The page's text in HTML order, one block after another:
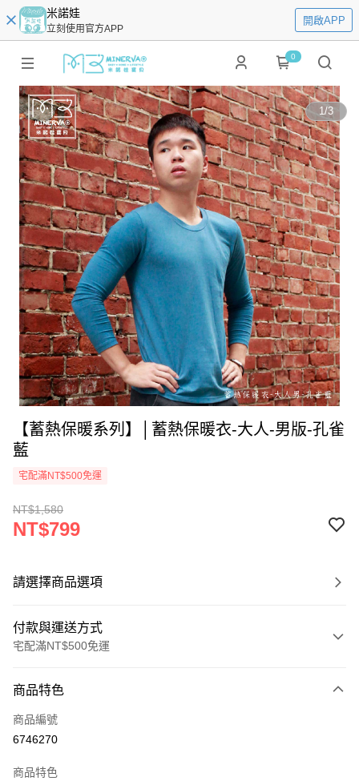
米諾娃
立刻使用官方APP
開啟APP
0
1/3
【蓄熱保暖系列】│蓄熱保暖衣-大人-男版-孔雀
藍
宅配滿NT$500免運
NT$1,580
NT$799
請選擇商品選項
付款與運送方式
宅配滿NT$500免運
信用卡一次付款
LINE Pay
商品特色
商品編號
6746270
商品特色